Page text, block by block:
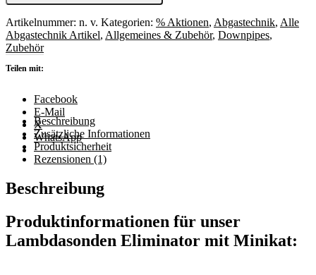
als
gerade
oder
90°
Version
Menge
Artikelnummer: n. v. Kategorien: % Aktionen, Abgastechnik, Alle
Abgastechnik Artikel, Allgemeines & Zubehör, Downpipes,
Zubehör
Teilen mit:
Facebook
E-Mail
X
WhatsApp
Beschreibung
Zusätzliche Informationen
Produktsicherheit
Rezensionen (1)
Beschreibung
Produktinformationen für unser
Lambdasonden Eliminator mit Minikat: